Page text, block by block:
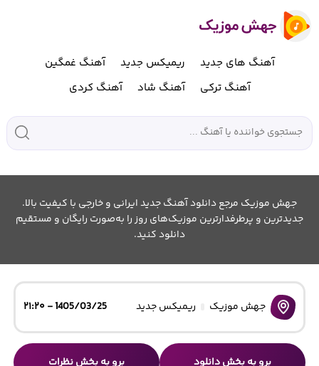
آهنگ های جدید ریمیکس جدید
آهنگ غمگین
آهنگ ترکی
آهنگ شاد آهنگ کردی
جهش موزیک مرجع دانلود آهنگ جدید ایرانی و خارجی با کیفیت بالا.
جدیدترین و پرطرفدارترین موزیک‌های روز را به‌صورت رایگان و مستقیم
دانلود کنید.
جهش موزیک ریمیکس جدید 1405/03/25 - ۲۱:۲۰
برو به بخش دانلود برو به بخش نظرات